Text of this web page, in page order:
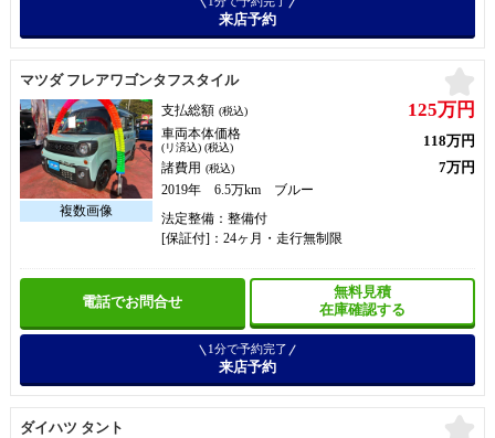
来店予約
マツダ フレアワゴンタフスタイル
支払総額 (税込) 125万円
車両本体価格
(リ済込) (税込) 118万円
諸費用 (税込) 7万円
2019年 6.5万km ブルー
法定整備：整備付
[保証付]：24ヶ月・走行無制限
電話でお問合せ
無料見積
在庫確認する
1分で予約完了
来店予約
ダイハツ タント